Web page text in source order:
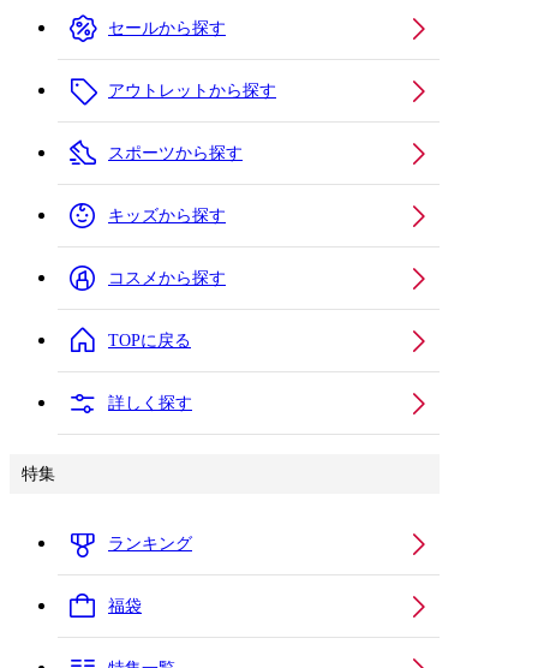
セールから探す
アウトレットから探す
スポーツから探す
キッズから探す
コスメから探す
TOPに戻る
詳しく探す
特集
ランキング
福袋